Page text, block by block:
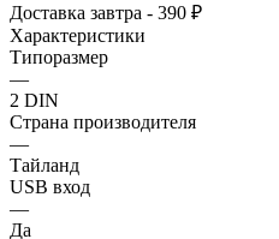
Доставка завтра - 390 ₽
Характеристики
Типоразмер
—
2 DIN
Страна производителя
—
Тайланд
USB вход
—
Да